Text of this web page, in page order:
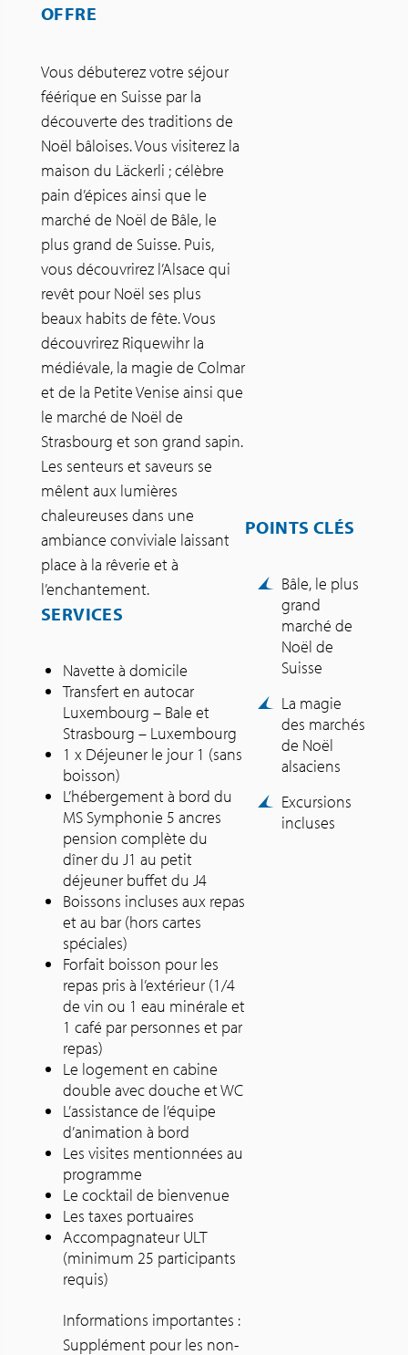
OFFRE
Vous débuterez votre séjour
féérique en Suisse par la
découverte des traditions de
Noël bâloises. Vous visiterez la
maison du Läckerli ; célèbre
pain d’épices ainsi que le
marché de Noël de Bâle, le
plus grand de Suisse. Puis,
vous découvrirez l’Alsace qui
revêt pour Noël ses plus
beaux habits de fête. Vous
découvrirez Riquewihr la
médiévale, la magie de Colmar
et de la Petite Venise ainsi que
le marché de Noël de
Strasbourg et son grand sapin.
Les senteurs et saveurs se
mêlent aux lumières
chaleureuses dans une
ambiance conviviale laissant
place à la rêverie et à
l’enchantement.
SERVICES
Navette à domicile
Transfert en autocar
Luxembourg – Bale et
Strasbourg – Luxembourg
1 x Déjeuner le jour 1 (sans
boisson)
L’hébergement à bord du
MS Symphonie 5 ancres
pension complète du
dîner du J1 au petit
déjeuner buffet du J4
Boissons incluses aux repas
et au bar (hors cartes
spéciales)
Forfait boisson pour les
repas pris à l’extérieur (1/4
de vin ou 1 eau minérale et
1 café par personnes et par
repas)
Le logement en cabine
double avec douche et WC
L’assistance de l’équipe
d’animation à bord
Les visites mentionnées au
programme
Le cocktail de bienvenue
Les taxes portuaires
Accompagnateur ULT
(minimum 25 participants
requis)
Informations importantes :
Supplément pour les non-
POINTS CLÉS
Bâle, le plus
grand
marché de
Noël de
Suisse
La magie
des marchés
de Noël
alsaciens
Excursions
incluses